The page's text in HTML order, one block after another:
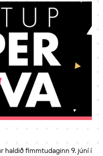
haldið fimmtudaginn 9. júní í